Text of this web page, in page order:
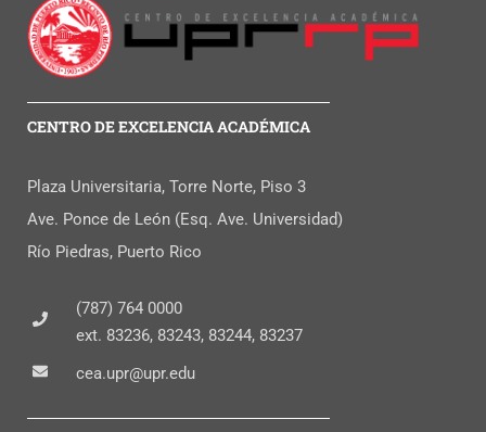
CENTRO DE EXCELENCIA ACADÉMICA
Plaza Universitaria, Torre Norte, Piso 3
Ave. Ponce de León (Esq. Ave. Universidad)
Río Piedras, Puerto Rico
(787) 764 0000
ext. 83236, 83243, 83244, 83237
cea.upr@upr.edu